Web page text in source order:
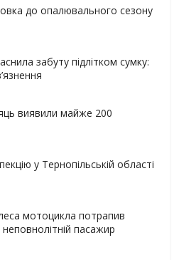
до опалювального сезону
забуту підлітком сумку:
виявили майже 200
у Тернопільській області
мотоцикла потрапив
пасажир